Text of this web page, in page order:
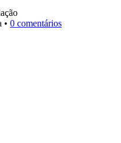
• 0 comentários